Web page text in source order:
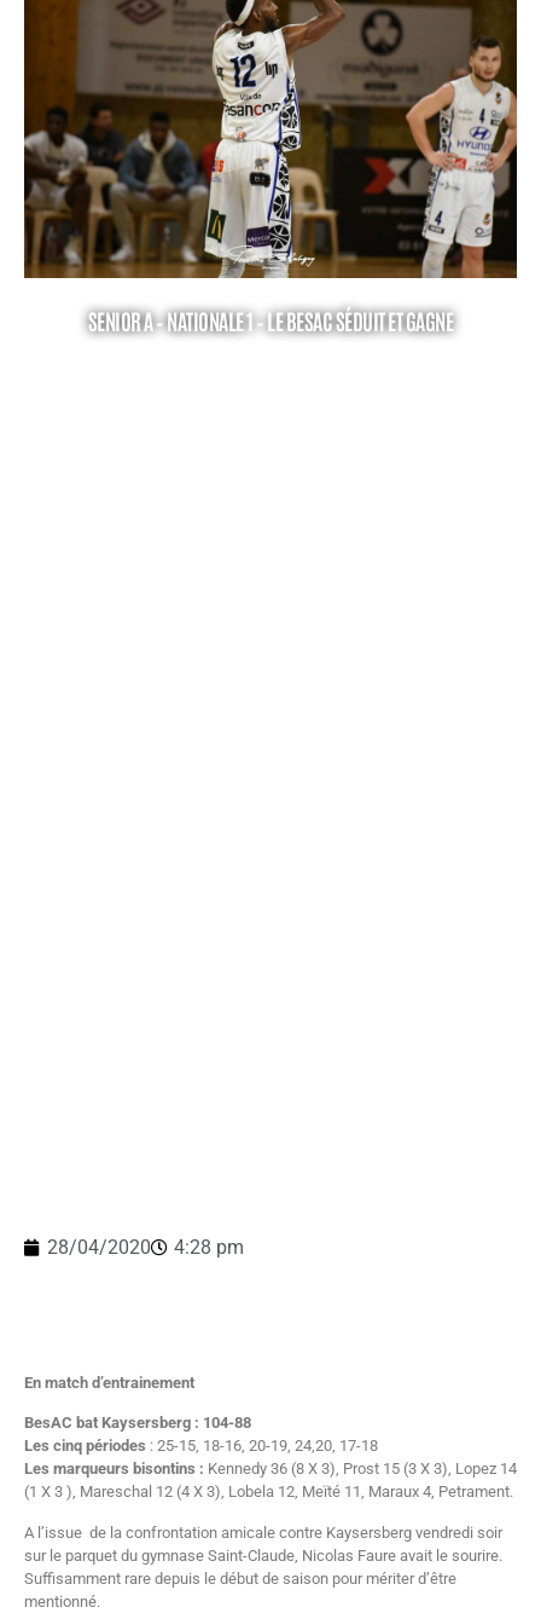
SENIOR A – NATIONALE 1 – LE BESAC SÉDUIT ET GAGNE
28/04/2020 4:28 pm
En match d’entrainement
BesAC bat Kaysersberg : 104-88
Les cinq périodes : 25-15, 18-16, 20-19, 24,20, 17-18
Les marqueurs bisontins : Kennedy 36 (8 X 3), Prost 15 (3 X 3), Lopez 14
(1 X 3 ), Mareschal 12 (4 X 3), Lobela 12, Meïté 11, Maraux 4, Petrament.
A l’issue de la confrontation amicale contre Kaysersberg vendredi soir
sur le parquet du gymnase Saint-Claude, Nicolas Faure avait le sourire.
Suffisamment rare depuis le début de saison pour mériter d’être
mentionné.